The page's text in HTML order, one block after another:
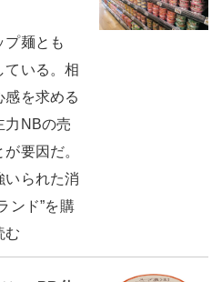
麺とも
ている。相
感を求める
力NBの売
要因だ。
いられた消
ンド”を購
む